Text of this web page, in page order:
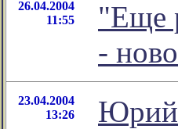
26.04.2004
11:55
"Еще
-
23.04.2004
13:26
Юрий